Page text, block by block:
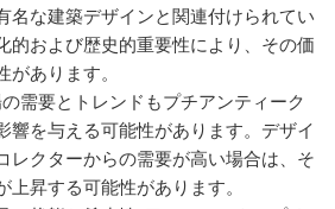
名な建築デザインと関連付けられてい
的および歴史的重要性により、その価
があります。
需要とトレンドもプチアンティーク
響を与える可能性があります。デザイ
レクターからの需要が高い場合は、そ
上昇する可能性があります。